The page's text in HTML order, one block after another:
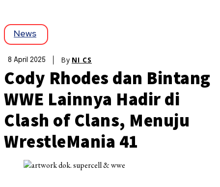
News
8 April 2025 By NI CS
Cody Rhodes dan Bintang
WWE Lainnya Hadir di
Clash of Clans, Menuju
WrestleMania 41